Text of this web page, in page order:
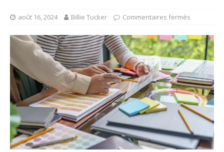
août 16, 2024 Billie Tucker Commentaires fermés